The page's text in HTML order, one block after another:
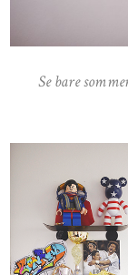
Se bare